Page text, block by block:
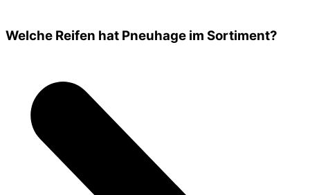
Welche Reifen hat Pneuhage im Sortiment?